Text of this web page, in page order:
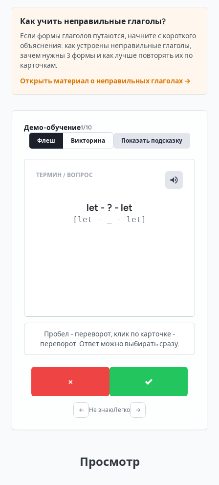
Как учить неправильные глаголы?
Если формы глаголов путаются, начните с короткого
объяснения: как устроены неправильные глаголы,
зачем нужны 3 формы и как лучше повторять их по
карточкам.
Открыть материал о неправильных глаголах →
Демо-обучение1/10
Флеш Викторина Показать подсказку
ТЕРМИН / ВОПРОС
let - ? - let
[let - _ - let]
ПЕРЕВОД / ОТВЕТ
КОНТЕКСТ
Пробел - переворот, клик по карточке -
переворот. Ответ можно выбирать сразу.
× ✓
← Не знаюЛегко →
Просмотр